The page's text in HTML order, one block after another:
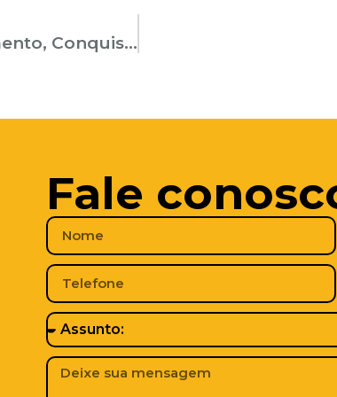
Retrospectiva 2024: Um Ano de Crescimento, Conquistas e Novos Caminhos para a Torres
Fale